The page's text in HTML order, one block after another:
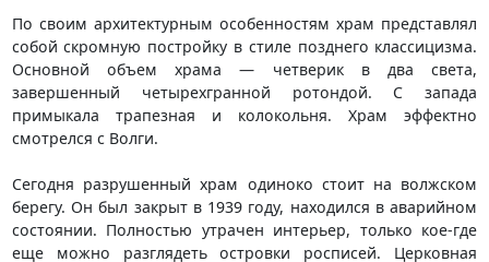
По своим архитектурным особенностям храм представлял
собой скромную постройку в стиле позднего классицизма.
Основной объем храма — четверик в два света,
завершенный четырехгранной ротондой. С запада
примыкала трапезная и колокольня. Храм эффектно
смотрелся с Волги.
Сегодня разрушенный храм одиноко стоит на волжском
берегу. Он был закрыт в 1939 году, находился в аварийном
состоянии. Полностью утрачен интерьер, только кое-где
еще можно разглядеть островки росписей. Церковная